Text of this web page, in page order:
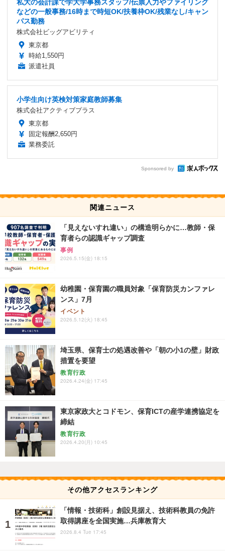
私大の会計課で学大学事務スタッフ/伝票入力やファイリング
などの一般事務/16時まで時短OK/扶養枠OK/残業なし/キャン
パス勤務
株式会社ビッグアビリティ
東京都
時給1,550円
派遣社員
小学生向け英検対策家庭教師募集
株式会社アクティブプラス
東京都
固定報酬2,650円
業務委託
Sponsored by
関連ニュース
「見えないすれ違い」の構造明らかに…教師・保
育者らの認識ギャップ調査
事例
2026.5.15(金) 18:15
幼稚園・保育園の職員対象「保育防災カンファレ
ンス」7月
イベント
2026.5.12(火) 18:45
埼玉県、保育士の処遇改善や「朝の小1の壁」財政
措置を要望
教育行政
2026.4.24(金) 17:45
東京家政大とコドモン、保育ICTの産学連携協定を
締結
教育行政
2026.4.20(月) 10:45
その他アクセスランキング
「情報・技術科」創設見据え、技術科教員の免許
取得講座を全国実施…兵庫教育大
2026.8.4 Tue 17:45